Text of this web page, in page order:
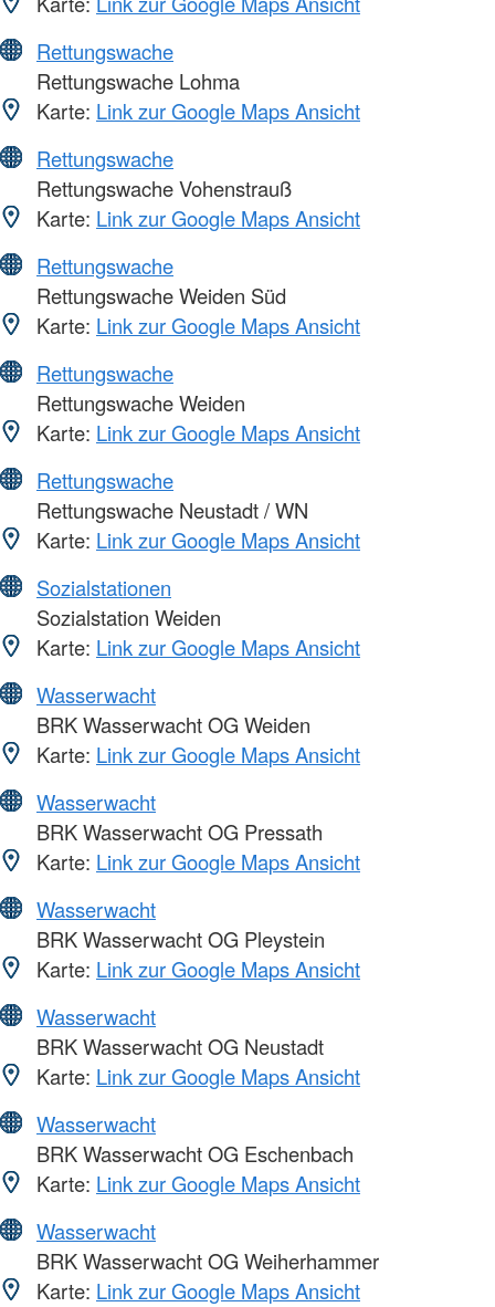
Rettungswache
Rettungswache Lohma
Karte: Link zur Google Maps Ansicht
Rettungswache
Rettungswache Vohenstrauß
Karte: Link zur Google Maps Ansicht
Rettungswache
Rettungswache Weiden Süd
Karte: Link zur Google Maps Ansicht
Rettungswache
Rettungswache Weiden
Karte: Link zur Google Maps Ansicht
Rettungswache
Rettungswache Neustadt / WN
Karte: Link zur Google Maps Ansicht
Sozialstationen
Sozialstation Weiden
Karte: Link zur Google Maps Ansicht
Wasserwacht
BRK Wasserwacht OG Weiden
Karte: Link zur Google Maps Ansicht
Wasserwacht
BRK Wasserwacht OG Pressath
Karte: Link zur Google Maps Ansicht
Wasserwacht
BRK Wasserwacht OG Pleystein
Karte: Link zur Google Maps Ansicht
Wasserwacht
BRK Wasserwacht OG Neustadt
Karte: Link zur Google Maps Ansicht
Wasserwacht
BRK Wasserwacht OG Eschenbach
Karte: Link zur Google Maps Ansicht
Wasserwacht
BRK Wasserwacht OG Weiherhammer
Karte: Link zur Google Maps Ansicht